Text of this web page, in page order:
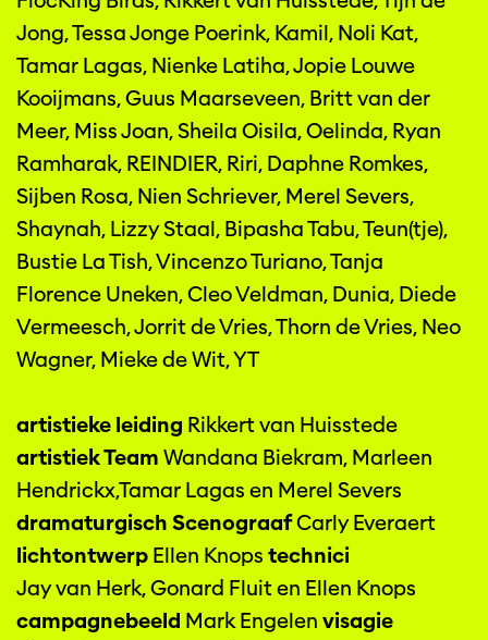
Jong, Tessa Jonge Poerink, Kamil, Noli Kat,
Tamar Lagas, Nienke Latiha, Jopie Louwe
Kooijmans, Guus Maarseveen, Britt van der
Meer, Miss Joan, Sheila Oisila, Oelinda, Ryan
Ramharak, REINDIER, Riri, Daphne Romkes,
Sijben Rosa, Nien Schriever, Merel Severs,
Shaynah, Lizzy Staal, Bipasha Tabu, Teun(tje),
Bustie La Tish, Vincenzo Turiano, Tanja
Florence Uneken, Cleo Veldman, Dunia, Diede
Vermeesch, Jorrit de Vries, Thorn de Vries, Neo
Wagner, Mieke de Wit, YT
artistieke leiding Rikkert van Huisstede
artistiek Team Wandana Biekram, Marleen
Hendrickx,Tamar Lagas en Merel Severs
dramaturgisch ScenograafCarly Everaert
lichtontwerp Ellen Knops technici
Jay van Herk, Gonard Fluit en Ellen Knops
campagnebeeld Mark Engelen visagie